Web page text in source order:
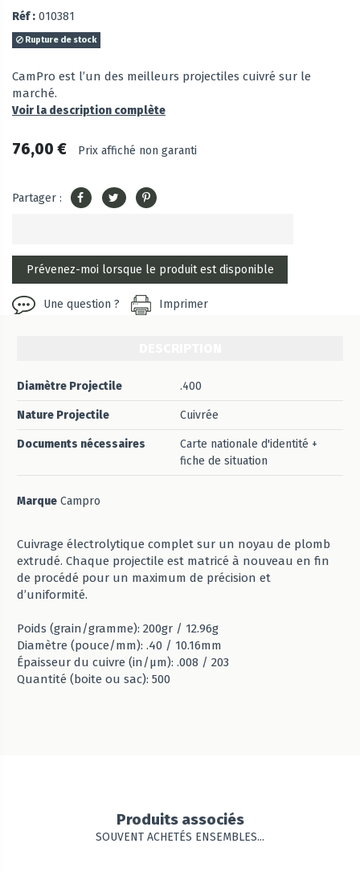
Réf : 010381
Rupture de stock
CamPro est l’un des meilleurs projectiles cuivré sur le
marché.
Voir la description complète
76,00 € Prix affiché non garanti
Partager :
Une question ? Imprimer
Diamètre Projectile .400
Nature Projectile Cuivrée
Documents nécessaires
Carte nationale d'identité +
fiche de situation
Marque Campro
Cuivrage électrolytique complet sur un noyau de plomb
extrudé. Chaque projectile est matricé à nouveau en fin
de procédé pour un maximum de précision et
d’uniformité.
Poids (grain/gramme): 200gr / 12.96g
Diamètre (pouce/mm): .40 / 10.16mm
Épaisseur du cuivre (in/µm): .008 / 203
Quantité (boite ou sac): 500
Produits associés
SOUVENT ACHETÉS ENSEMBLES...